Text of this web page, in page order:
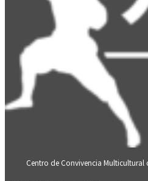
Centro de Convivencia Multicultural